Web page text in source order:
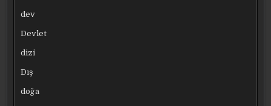
dev
Devlet
dizi
Dış
doğa